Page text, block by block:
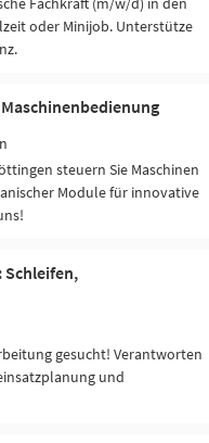
oder Minijob. Unterstütze
steuern Sie Maschinen
Module für innovative
gesucht! Verantworten
und